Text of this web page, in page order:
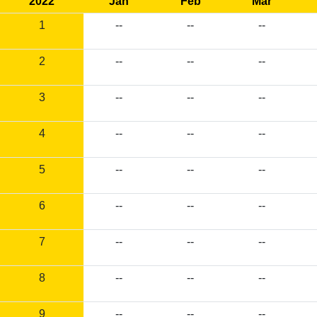
1
-- -- --
2 -- -- --
3 -- -- --
4 -- -- --
5 -- -- --
6 -- -- --
7 -- -- --
8 -- -- --
9 -- -- --